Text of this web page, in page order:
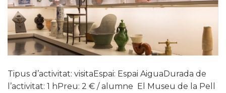
Tipus d’activitat: visitaEspai: Espai AiguaDurada de
l’activitat: 1 hPreu: 2 € / alumne El Museu de la Pell